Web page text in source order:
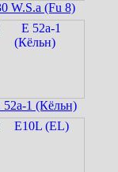
W.S.a (Fu 8)
52a-1 (Кёльн)